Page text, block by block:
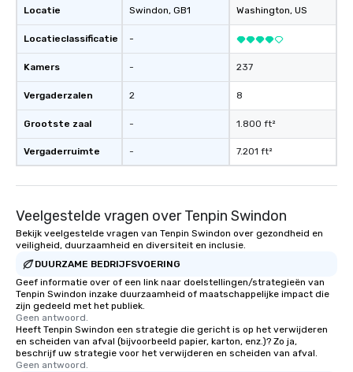
Locatie
Locatieclassificatie
Kamers
Vergaderzalen
Grootste zaal
Vergaderruimte
Swindon, GB1
-
-
2
-
-
Washington, US
237
8
1.800 ft²
7.201 ft²
Veelgestelde vragen over Tenpin Swindon
Bekijk veelgestelde vragen van Tenpin Swindon over gezondheid en
veiligheid, duurzaamheid en diversiteit en inclusie.
DUURZAME BEDRIJFSVOERING
Geef informatie over of een link naar doelstellingen/strategieën van
Tenpin Swindon inzake duurzaamheid of maatschappelijke impact die
zijn gedeeld met het publiek.
Geen antwoord.
Heeft Tenpin Swindon een strategie die gericht is op het verwijderen
en scheiden van afval (bijvoorbeeld papier, karton, enz.)? Zo ja,
beschrijf uw strategie voor het verwijderen en scheiden van afval.
Geen antwoord.